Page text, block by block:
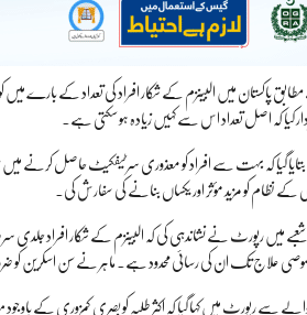
کیا کہ اصل تعداد اس سے کہیں زیادہ ہو سکتی ہے۔
گیا کہ بہت سے افراد کو معذوری سرٹیفکیٹ حاصل کرنے میں
نظام کو مزید مؤثر اور یکساں بنانے کی سفارش کی۔
میں رپورٹ نے نشاندہی کی کہ البینزم کے شکار افراد جلدی
علاج تک ان کی رسائی محدود ہے۔ ماہر نے سن اسکرین کو
سے رپورٹ میں کہا گیا کہ اکثر طلبہ کو بصری کمزوری کے